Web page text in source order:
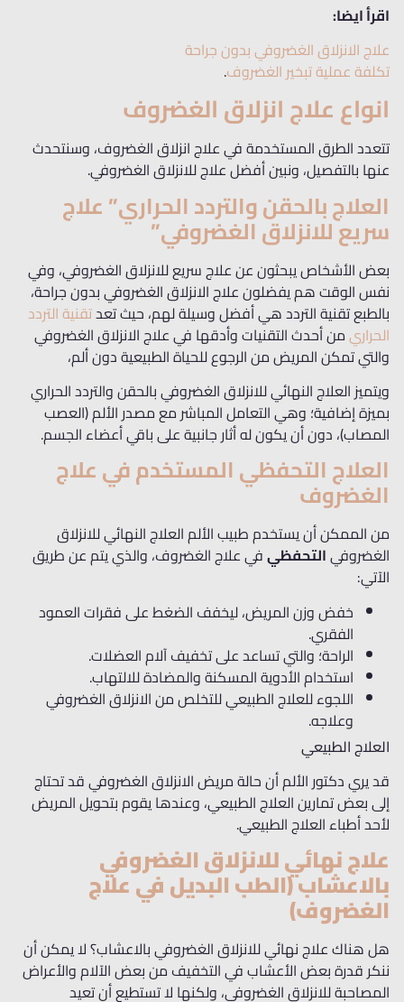
اقرأ ايضا:
علاج الانزلاق الغضروفي بدون جراحة
تكلفة عملية تبخير الغضروف.
انواع علاج انزلاق الغضروف
تتعدد الطرق المستخدمة في علاج انزلاق الغضروف، وسنتحدث
عنها بالتفصيل، ونبين أفضل علاج للانزلاق الغضروفي.
العلاج بالحقن والتردد الحراري” علاج
سريع للانزلاق الغضروفي”
بعض الأشخاص يبحثون عن علاج سريع للانزلاق الغضروفي، وفي
نفس الوقت هم يفضلون علاج الانزلاق الغضروفي بدون جراحة،
بالطبع تقنية التردد هي أفضل وسيلة لهم، حيث تعدتقنية التردد
الحراريمن أحدث التقنيات وأدقها في علاج الانزلاق الغضروفي
والتي تمكن المريض من الرجوع للحياة الطبيعية دون ألم،
ويتميز العلاج النهائي للانزلاق الغضروفي بالحقن والتردد الحراري
بميزة إضافية؛ وهي التعامل المباشر مع مصدر الألم (العصب
المصاب)، دون أن يكون له أثار جانبية على باقي أعضاء الجسم.
العلاج التحفظي المستخدم في علاج
الغضروف
من الممكن أن يستخدم طبيب الألم العلاج النهائي للانزلاق
الغضروفيالتحفظيفي علاج الغضروف، والذي يتم عن طريق
الآتي:
خفض وزن المريض، ليخفف الضغط على فقرات العمود
الفقري.
الراحة؛ والتي تساعد على تخفيف آلام العضلات.
استخدام الأدوية المسكنة والمضادة للالتهاب.
اللجوء للعلاج الطبيعي للتخلص من الانزلاق الغضروفي
وعلاجه.
العلاج الطبيعي
قد يري دكتور الألم أن حالة مريض الانزلاق الغضروفي قد تحتاج
إلى بعض تمارين العلاج الطبيعي، وعندها يقوم بتحويل المريض
لأحد أطباء العلاج الطبيعي.
علاج نهائي للانزلاق الغضروفي
بالاعشاب (الطب البديل في علاج
الغضروف)
هل هناك علاج نهائي للانزلاق الغضروفي بالاعشاب؟ لا يمكن أن
ننكر قدرة بعض الأعشاب في التخفيف من بعض الآلام والأعراض
المصاحبة للانزلاق الغضروفي، ولكنها لا تستطيع أن تعيد